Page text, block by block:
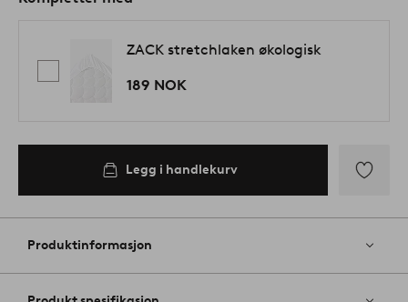
ZACK stretchlaken økologisk
189 NOK
Legg i handlekurv
til
Produktinformasjon